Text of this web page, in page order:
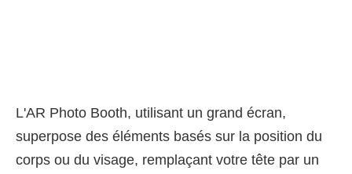
L'AR Photo Booth, utilisant un grand écran,
superpose des éléments basés sur la position du
corps ou du visage, remplaçant votre tête par un